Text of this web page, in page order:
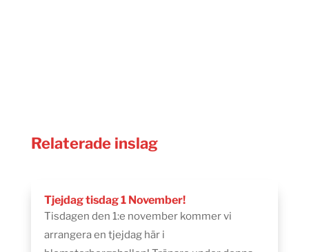
Relaterade inslag
Tjejdag tisdag 1 November!
Tisdagen den 1:e november kommer vi
arrangera en tjejdag här i